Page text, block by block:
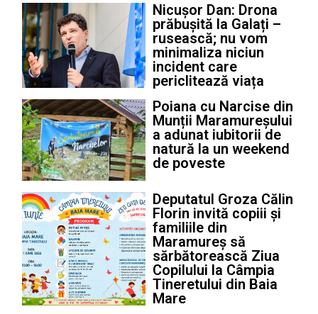
Nicușor Dan: Drona
prăbușită la Galați –
rusească; nu vom
minimaliza niciun
incident care
periclitează viața
Poiana cu Narcise din
Munții Maramureșului
a adunat iubitorii de
natură la un weekend
de poveste
Deputatul Groza Călin
Florin invită copiii și
familiile din
Maramureș să
sărbătorească Ziua
Copilului la Câmpia
Tineretului din Baia
Mare